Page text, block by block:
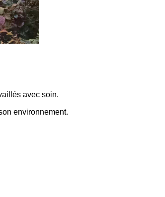
avec soin.
environnement.